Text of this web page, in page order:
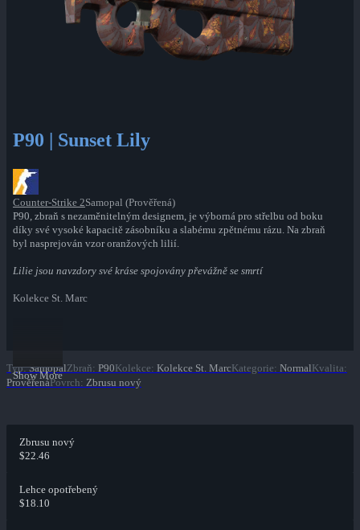
P90 | Sunset Lily
Counter-Strike 2Samopal (Prověřená)
P90, zbraň s nezaměnitelným designem, je výborná pro střelbu od boku
díky své vysoké kapacitě zásobníku a slabému zpětnému rázu. Na zbraň
byl nasprejován vzor oranžových lilií.
Lilie jsou navzdory své kráse spojovány převážně se smrtí
Kolekce St. Marc
Show More
Typ: SamopalZbraň: P90Kolekce: Kolekce St. MarcKategorie: NormalKvalita:
PrověřenáPovrch: Zbrusu nový
Zbrusu nový
$22.46
Lehce opotřebený
$18.10